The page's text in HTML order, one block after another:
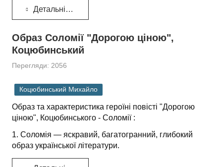
Детальніше...
Образ Соломії "Дорогою ціною",
Коцюбинський
Перегляди: 2056
Коцюбинський Михайло
Образ та характеристика героїні повісті "Дорогою
ціною", Коцюбинського - Соломії :
1. Соломія — яскравий, багатогранний, глибокий
образ української літератури.